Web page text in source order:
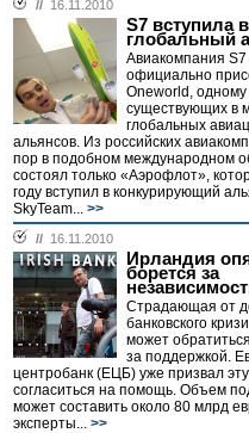
// 16.11.2010
S7 вступила в
глобальный
Авиакомпания S7
официально
Oneworld, одному
существующих в
глобальных
альянсов. Из российских
пор в подобном международном
состоял только «Аэрофлот»,
году вступил в конкурирующий
SkyTeam... >>
// 16.11.2010
Ирландия
борется за
Страдающая от
банковского
может
за поддержкой.
центробанк (ЕЦБ) уже призвал
согласиться на помощь. Объем
может составить около 80 млрд
эксперты... >>